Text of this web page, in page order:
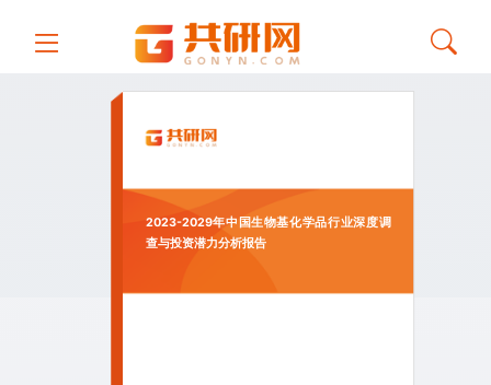
2023-2029年中国生物基化学品行业深度调
查与投资潜力分析报告